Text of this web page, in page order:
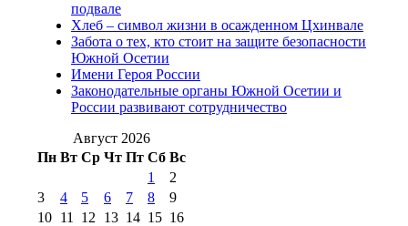
(15)№98 1 августа 2015 г
августа 2016 г(10)№98 5 июля 2014 г(10)
№98 8 августа 2013 г
августа 2012 г(14) №98+99 11 июля
2017 г(9)
№99 4 августа
2016 г(12) №99 8 июля 2014 г
августа 2012 г(11)
августа 2013 г
(12)
подвале
Хлеб – символ жизни в осажденном Цхинвале
Забота о тех, кто стоит на защите безопасности
Южной Осетии
Имени Героя России
Законодательные органы Южной Осетии и
России развивают сотрудничество
Август 2026
Пн Вт Ср Чт Пт Сб Вс
1
2
3
4 5 6 7 8
9
10 11 12 13 14 15 16